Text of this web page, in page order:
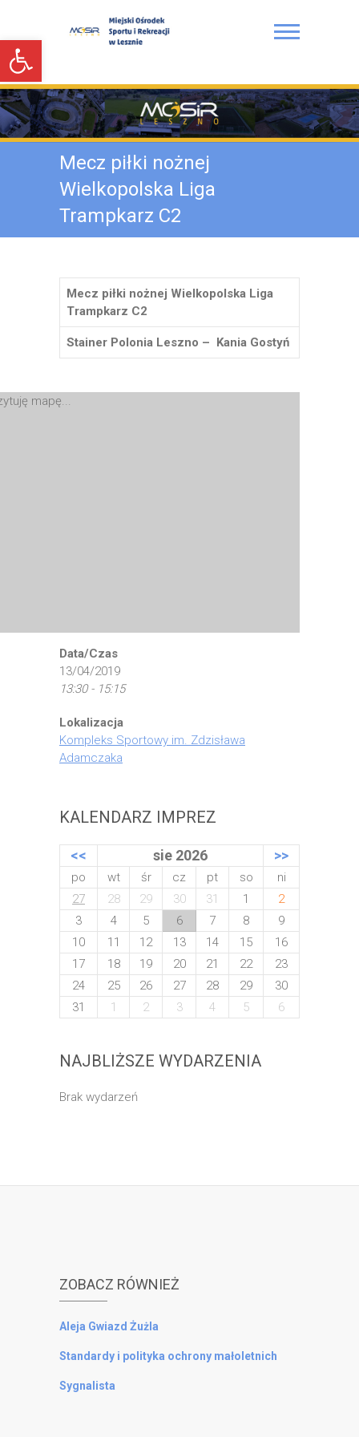
i
t
o
c
o
Miejski Ośrodek Sportu i
Rekreacji w Lesznie
Mecz piłki nożnej
Wielkopolska Liga
Trampkarz C2
Mecz piłki nożnej Wielkopolska Liga
Trampkarz C2
Stainer Polonia Leszno – Kania Gostyń
mapę...
Data/Czas
13/04/2019
13:30 - 15:15
Lokalizacja
Kompleks Sportowy im. Zdzisława
Adamczaka
KALENDARZ IMPREZ
<< sie 2026 >>
po wt śr cz pt so
ni
27
28 29 30 31 1
2
3
4 5 6 7 8
9
10
11 12 13 14 15
16
17
18 19 20 21 22
23
24
25 26 27 28 29
30
31
1 2 3 4 5 6
NAJBLIŻSZE WYDARZENIA
Brak wydarzeń
ZOBACZ RÓWNIEŻ
Aleja Gwiazd Żużla
Standardy i polityka ochrony małoletnich
Sygnalista
Open toolbar